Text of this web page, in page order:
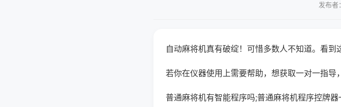
发布者
自动麻将机真有破绽！可惜多数人不知道。看到
若你在仪器使用上需要帮助，想获取一对一指导
普通麻将机有智能程序吗;普通麻将机程序控牌